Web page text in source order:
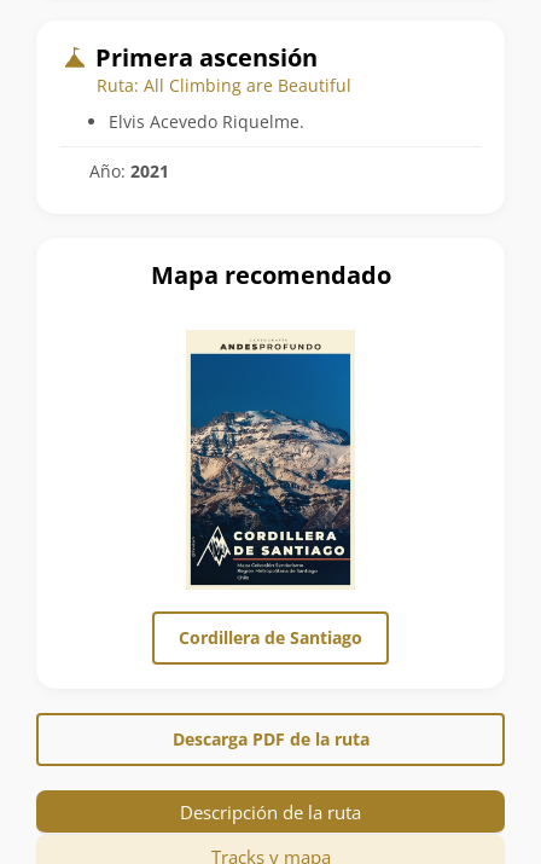
Primera ascensión
Ruta: All Climbing are Beautiful
Elvis Acevedo Riquelme.
Año: 2021
Mapa recomendado
Cordillera de Santiago
Descarga PDF de la ruta
Descripción de la ruta
Tracks y mapa